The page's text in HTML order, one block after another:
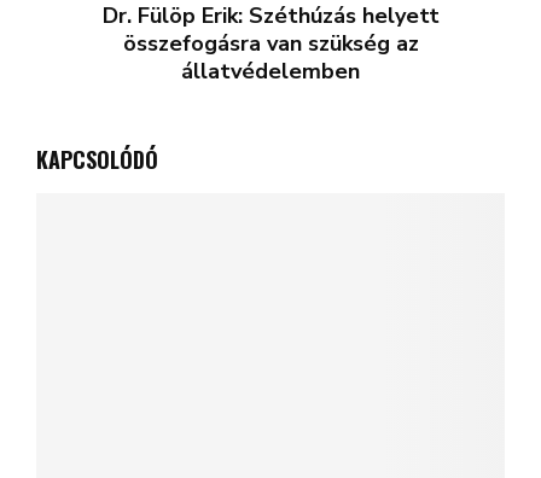
Dr. Fülöp Erik: Széthúzás helyett
összefogásra van szükség az
állatvédelemben
KAPCSOLÓDÓ